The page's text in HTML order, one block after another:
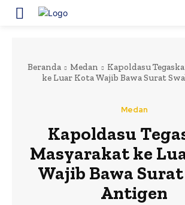
Beranda Medan
Kapoldasu
ke Luar Kota Wajib Bawa Surat
Medan
Kapoldasu
Masyarakat ke
Wajib Bawa
Antigen